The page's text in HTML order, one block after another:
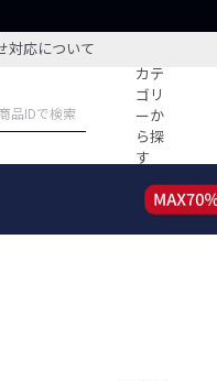
対応について
カテ
ゴリ
ーか
ら探
す